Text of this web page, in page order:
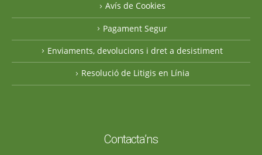
Avís de Cookies
Pagament Segur
Enviaments, devolucions i dret a desistiment
Resolució de Litigis en Línia
Contacta’ns